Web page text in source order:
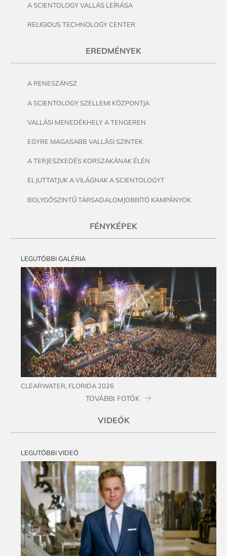
A SCIENTOLOGY VALLÁS LEÍRÁSA
RELIGIOUS TECHNOLOGY CENTER
EREDMÉNYEK
A RENESZÁNSZ
A SCIENTOLOGY SZELLEMI KÖZPONTJA
VALLÁSI MENEDÉKHELY A TENGEREN
EGYRE MAGASABB VALLÁSI SZINTEK
A TERJESZKEDÉS KORSZAKÁNAK ÉLÉN
ELJUTTATJUK A VILÁGNAK A SCIENTOLOGYT
BOLYGÓSZINTŰ TÁRSADALOMJOBBÍTÓ KAMPÁNYOK
FÉNYKÉPEK
LEGUTÓBBI GALÉRIA
CLEARWATER, FLORIDA 2026
TOVÁBBI FOTÓK
VIDEÓK
LEGUTÓBBI VIDEÓ